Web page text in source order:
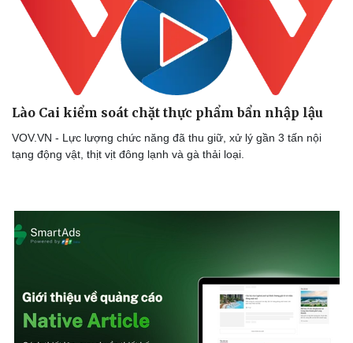
Doanh nghiệp
Thông tin doanh nghiệp
Doanh nhân
Vì cộng đồng
Công nghệ
Sành điệu
Trải nghiệm
Chuyển đổi số
Lào Cai kiểm soát chặt thực phẩm bẩn nhập lậu
VOV.VN - Lực lượng chức năng đã thu giữ, xử lý gần 3 tấn nội
tạng động vật, thịt vịt đông lạnh và gà thải loại.